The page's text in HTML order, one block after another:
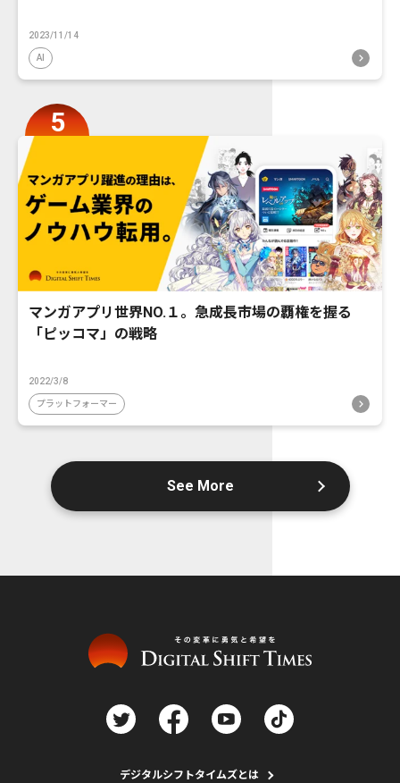
2023/11/14
AI
マンガアプリ世界NO.１。急成長市場の覇権を握る
「ピッコマ」の戦略
2022/3/8
プラットフォーマー
See More
デジタルシフトタイムズとは